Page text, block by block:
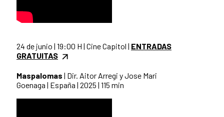
24 de junio | 19:00 H | Cine Capitol | ENTRADAS
GRATUITAS
Maspalomas | Dir. Aitor Arregi y Jose Mari
Goenaga | España | 2025 | 115 min